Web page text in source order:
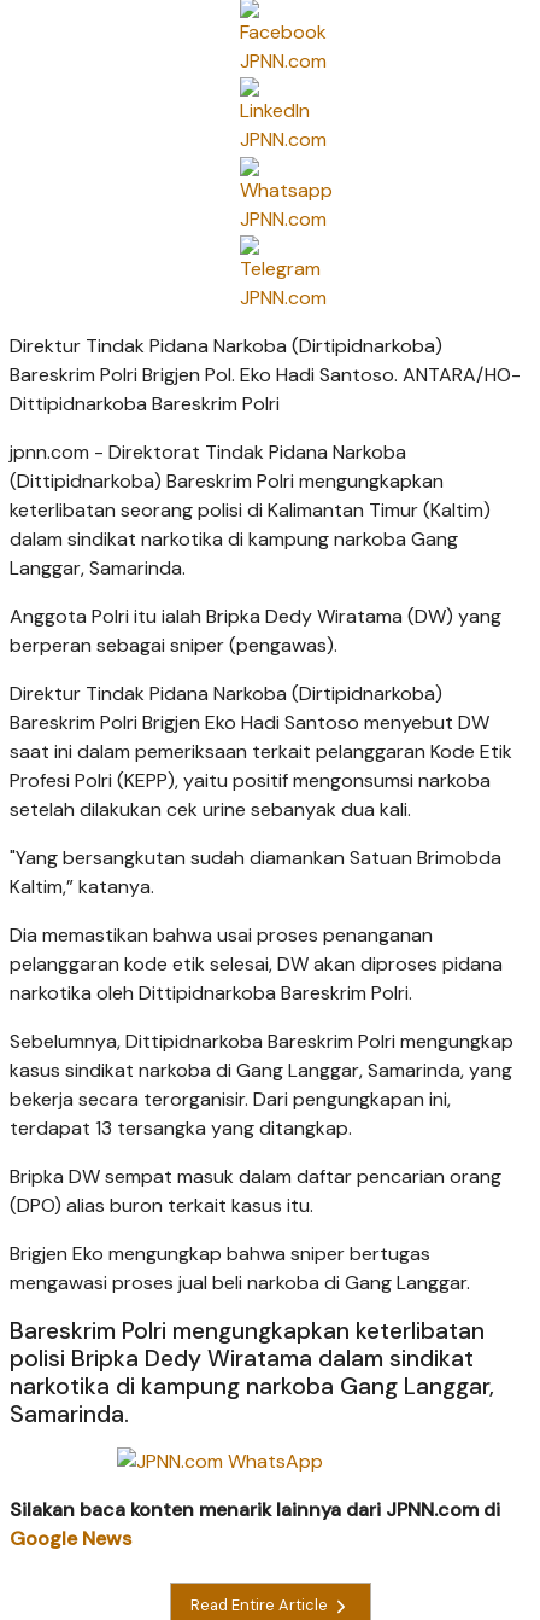
Direktur Tindak Pidana Narkoba (Dirtipidnarkoba)
Bareskrim Polri Brigjen Pol. Eko Hadi Santoso. ANTARA/HO-
Dittipidnarkoba Bareskrim Polri
jpnn.com - Direktorat Tindak Pidana Narkoba
(Dittipidnarkoba) Bareskrim Polri mengungkapkan
keterlibatan seorang polisi di Kalimantan Timur (Kaltim)
dalam sindikat narkotika di kampung narkoba Gang
Langgar, Samarinda.
Anggota Polri itu ialah Bripka Dedy Wiratama (DW) yang
berperan sebagai sniper (pengawas).
Direktur Tindak Pidana Narkoba (Dirtipidnarkoba)
Bareskrim Polri Brigjen Eko Hadi Santoso menyebut DW
saat ini dalam pemeriksaan terkait pelanggaran Kode Etik
Profesi Polri (KEPP), yaitu positif mengonsumsi narkoba
setelah dilakukan cek urine sebanyak dua kali.
"Yang bersangkutan sudah diamankan Satuan Brimobda
Kaltim,” katanya.
Dia memastikan bahwa usai proses penanganan
pelanggaran kode etik selesai, DW akan diproses pidana
narkotika oleh Dittipidnarkoba Bareskrim Polri.
Sebelumnya, Dittipidnarkoba Bareskrim Polri mengungkap
kasus sindikat narkoba di Gang Langgar, Samarinda, yang
bekerja secara terorganisir. Dari pengungkapan ini,
terdapat 13 tersangka yang ditangkap.
Bripka DW sempat masuk dalam daftar pencarian orang
(DPO) alias buron terkait kasus itu.
Brigjen Eko mengungkap bahwa sniper bertugas
mengawasi proses jual beli narkoba di Gang Langgar.
Bareskrim Polri mengungkapkan keterlibatan
polisi Bripka Dedy Wiratama dalam sindikat
narkotika di kampung narkoba Gang Langgar,
Samarinda.
Silakan baca konten menarik lainnya dari JPNN.com di
Google News
Read Entire Article